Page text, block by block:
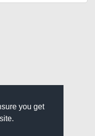
you get